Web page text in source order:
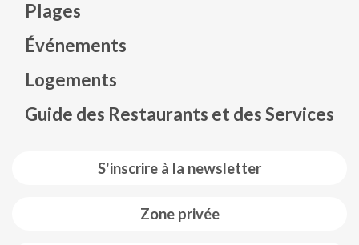
S'inscrire à la newsletter
Zone privée
Plages
Événements
Logements
Guide des Restaurants et des Services